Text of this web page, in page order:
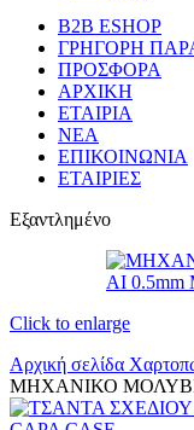
B2B ESHOP
ΓΡΗΓΟΡΗ
ΠΡΟΣΦΟΡΑ
ΑΡΧΙΚΗ
ΕΤΑΙΡΙΑ
ΝΕΑ
ΕΠΙΚΟΙΝΩΝΙΑ
ΕΤΑΙΡΙΕΣ
Εξαντλημένο
Click to enlarge
Αρχική σελίδα
ΜΗΧΑΝΙΚΟ ΜΟΛΥΒΙ